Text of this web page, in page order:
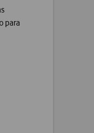
para